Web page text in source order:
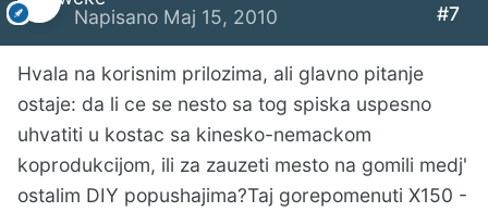
Napisano Maj 15, 2010 #7
Hvala na korisnim prilozima, ali glavno pitanje
ostaje: da li ce se nesto sa tog spiska uspesno
uhvatiti u kostac sa kinesko-nemackom
koprodukcijom, ili za zauzeti mesto na gomili medj'
ostalim DIY popushajima?Taj gorepomenuti X150 -